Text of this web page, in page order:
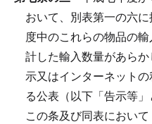
おいて、別表第一の六
度中のこれらの物品の
計した輸入数量があら
示又はインターネット
る公表（以下「告示等
この条及び同表におい